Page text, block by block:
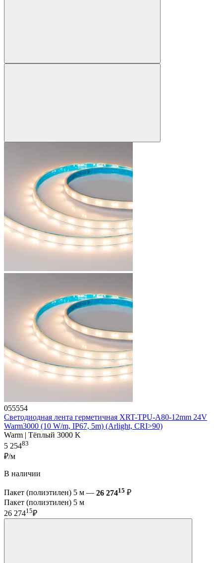
055554
Светодиодная лента герметичная XRT-TPU-A80-12mm 24V
Warm3000 (10 W/m, IP67, 5m) (Arlight, CRI>90)
Warm | Тёплый 3000 K
5 25483
₽/м
В наличии
Пакет (полиэтилен) 5 м — 26 27415 ₽
Пакет (полиэтилен) 5 м
26 27415₽